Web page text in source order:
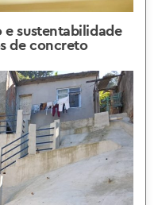
sustentabilidade
de concreto